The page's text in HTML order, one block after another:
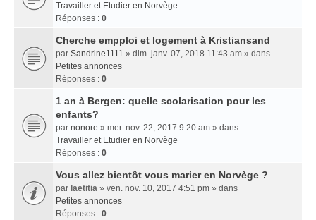
Travailler et Etudier en Norvège
Réponses : 0
Cherche empploi et logement à Kristiansand
par Sandrine1111 » dim. janv. 07, 2018 11:43 am » dans
Petites annonces
Réponses : 0
1 an à Bergen: quelle scolarisation pour les
enfants?
par nonore » mer. nov. 22, 2017 9:20 am » dans
Travailler et Etudier en Norvège
Réponses : 0
Vous allez bientôt vous marier en Norvège ?
par laetitia » ven. nov. 10, 2017 4:51 pm » dans
Petites annonces
Réponses : 0